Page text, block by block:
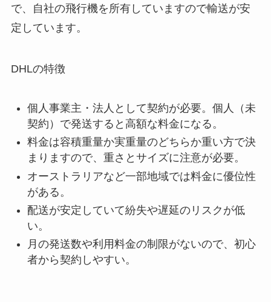
で、自社の飛行機を所有していますので輸送が安
定しています。
DHLの特徴
個人事業主・法人として契約が必要。個人（未
契約）で発送すると高額な料金になる。
料金は容積重量か実重量のどちらか重い方で決
まりますので、重さとサイズに注意が必要。
オーストラリアなど一部地域では料金に優位性
がある。
配送が安定していて紛失や遅延のリスクが低
い。
月の発送数や利用料金の制限がないので、初心
者から契約しやすい。